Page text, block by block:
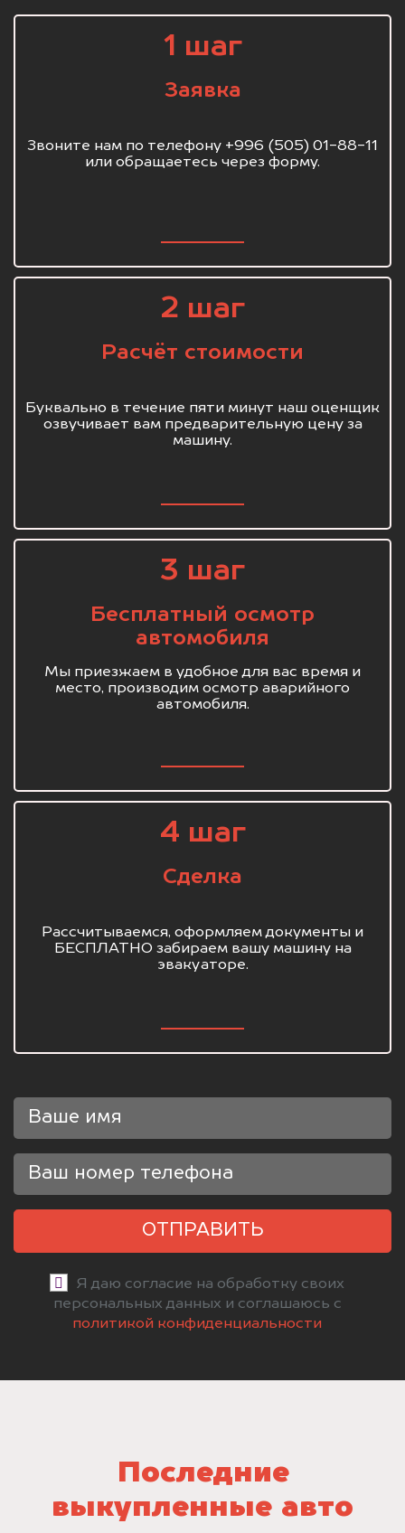
1 шаг
Заявка
Звоните нам по телефону +996 (505) 01-88-11
или обращаетесь через форму.
2 шаг
Расчёт стоимости
Буквально в течение пяти минут наш оценщик
озвучивает вам предварительную цену за
машину.
3 шаг
Бесплатный осмотр
автомобиля
Мы приезжаем в удобное для вас время и
место, производим осмотр аварийного
автомобиля.
4 шаг
Сделка
Рассчитываемся, оформляем документы и
БЕСПЛАТНО забираем вашу машину на
эвакуаторе.
ОТПРАВИТЬ
Я даю согласие на обработку своих
персональных данных и соглашаюсь с
политикой конфиденциальности
Последние
выкупленные авто